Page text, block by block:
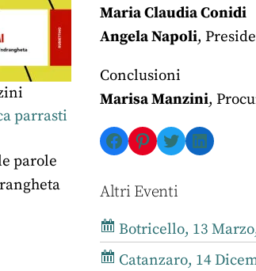
parrasti
parole
Maria Claudia Conidi
Angela Napoli,
Conclusioni
Marisa Manzini,
Facebook
Pinterest
TwitterLinkedIn
Altri Eventi
Botricello, 13
Catanzaro, 14